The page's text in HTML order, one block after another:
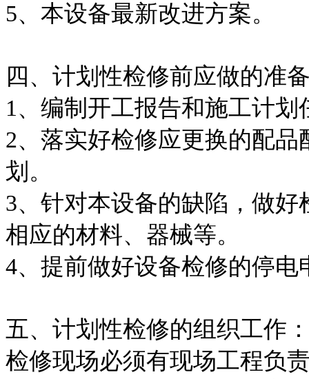
5、本设备最新改进方案。
四、计划性检修前应做的
1、编制开工报告和施工
2、落实好检修应更换的配
划。
3、针对本设备的缺陷，做
相应的材料、器械等。
4、提前做好设备检修的
五、计划性检修的组织
检修现场必须有现场工程负